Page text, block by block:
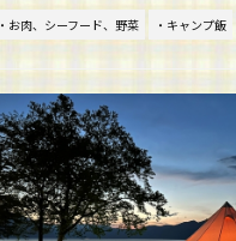
・お肉、シーフード、野菜 ・キャンプ飯